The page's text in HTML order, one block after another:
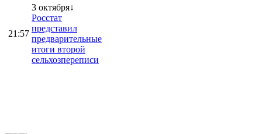
21:57
3 октября↓
Росстат
представил
предварительные
итоги второй
сельхозпереписи